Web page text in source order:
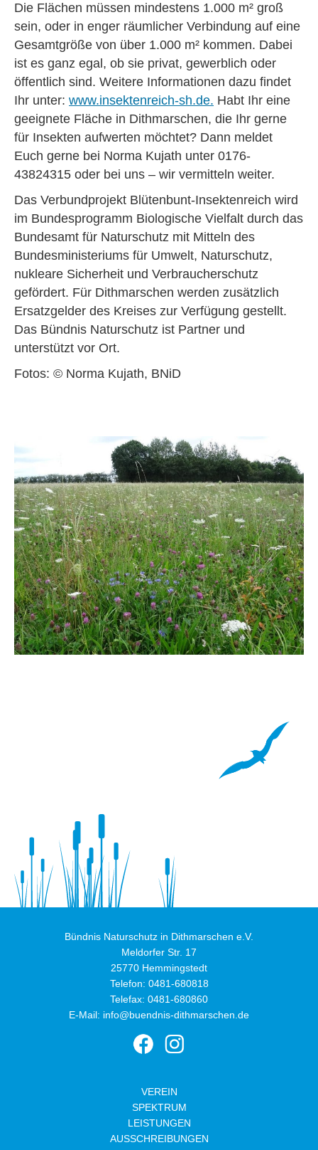
Die Flächen müssen mindestens 1.000 m² groß
sein, oder in enger räumlicher Verbindung auf eine
Gesamtgröße von über 1.000 m² kommen. Dabei
ist es ganz egal, ob sie privat, gewerblich oder
öffentlich sind. Weitere Informationen dazu findet
Ihr unter: www.insektenreich-sh.de. Habt Ihr eine
geeignete Fläche in Dithmarschen, die Ihr gerne
für Insekten aufwerten möchtet? Dann meldet
Euch gerne bei Norma Kujath unter 0176-
43824315 oder bei uns – wir vermitteln weiter.
Das Verbundprojekt Blütenbunt-Insektenreich wird
im Bundesprogramm Biologische Vielfalt durch das
Bundesamt für Naturschutz mit Mitteln des
Bundesministeriums für Umwelt, Naturschutz,
nukleare Sicherheit und Verbraucherschutz
gefördert. Für Dithmarschen werden zusätzlich
Ersatzgelder des Kreises zur Verfügung gestellt.
Das Bündnis Naturschutz ist Partner und
unterstützt vor Ort.
Fotos: © Norma Kujath, BNiD
Bündnis Naturschutz in Dithmarschen e.V.
Meldorfer Str. 17
25770 Hemmingstedt
Telefon: 0481-680818
Telefax: 0481-680860
E-Mail: info@buendnis-dithmarschen.de
VEREIN
SPEKTRUM
LEISTUNGEN
AUSSCHREIBUNGEN